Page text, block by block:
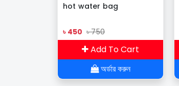
hot water bag
৳ 450 ৳ 750
Add To Cart
অর্ডার করুন